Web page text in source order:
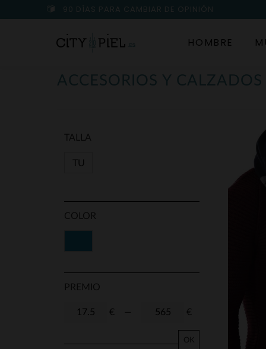
90 DÍAS PARA CAMBIAR DE OPINIÓN
HOMBRE
ACCESORIOS Y
TALLA
TU
COLOR
PREMIO
€ €
OK